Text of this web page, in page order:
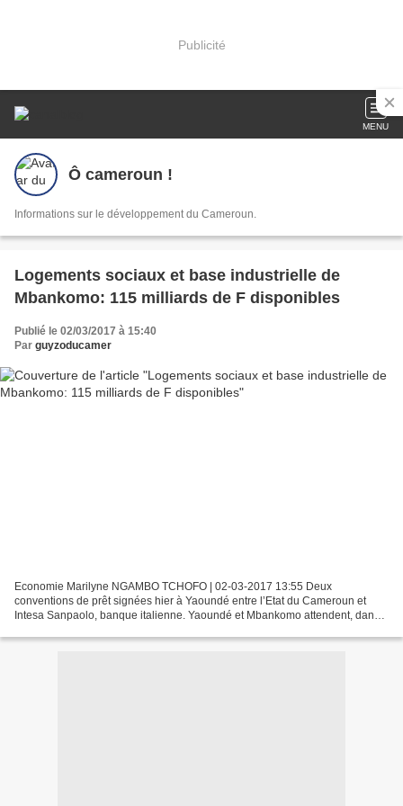
Publicité
MENU
Ô cameroun !
Informations sur le développement du Cameroun.
Logements sociaux et base industrielle de
Mbankomo: 115 milliards de F disponibles
Publié le 02/03/2017 à 15:40
Par guyzoducamer
Economie Marilyne NGAMBO TCHOFO | 02-03-2017 13:55 Deux
conventions de prêt signées hier à Yaoundé entre l’Etat du Cameroun et
Intesa Sanpaolo, banque italienne. Yaoundé et Mbankomo attendent, dans